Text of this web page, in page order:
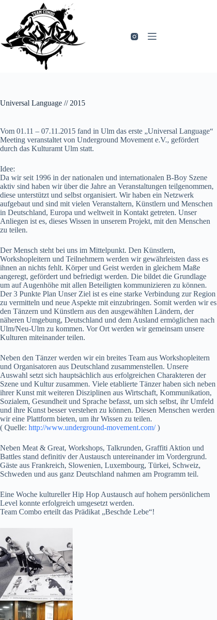
springen
Universal Language // 2015
Vom 01.11 – 07.11.2015 fand in Ulm das erste „Universal Language“
Meeting veranstaltet von Underground Movement e.V., gefördert
durch das Kulturamt Ulm statt.
Idee:
Da wir seit 1996 in der nationalen und internationalen B-Boy Szene
aktiv sind haben wir über die Jahre an Veranstaltungen teilgenommen,
diese unterstützt und selbst organisiert. Wir haben ein Netzwerk
aufgebaut und sind mit vielen Veranstaltern, Künstlern und Menschen
in Deutschland, Europa und weltweit in Kontakt getreten. Unser
Anliegen ist es, dieses Wissen in unserem Projekt, mit den Menschen
zu teilen.
Der Mensch steht bei uns im Mittelpunkt. Den Künstlern,
Workshopleitern und Teilnehmern werden wir gewährleisten dass es
ihnen an nichts fehlt. Körper und Geist werden in gleichem Maße
angeregt, gefördert und befriedigt werden. Die bildet die Grundlage
um auf Augenhöhe mit allen Beteiligten kommunizieren zu können.
Der 3 Punkte Plan Unser Ziel ist es eine starke Verbindung zur Region
zu vermitteln und neue Aspekte mit einzubringen. Somit werden wir es
den Tänzern und Künstlern aus den ausgewählten Ländern, der
näheren Umgebung, Deutschland und dem Ausland ermöglichen nach
Ulm/Neu-Ulm zu kommen. Vor Ort werden wir gemeinsam unsere
Kulturen miteinander teilen.
Neben den Tänzer werden wir ein breites Team aus Workshopleitern
und Organisatoren aus Deutschland zusammenstellen. Unsere
Auswahl setzt sich hauptsächlich aus erfolgreichen Charakteren der
Szene und Kultur zusammen. Viele etablierte Tänzer haben sich neben
ihrer Kunst mit weiteren Disziplinen aus Wirtschaft, Kommunikation,
Sozialem, Gesundheit und Sprache befasst, um sich selbst, ihr Umfeld
und ihre Kunst besser verstehen zu können. Diesen Menschen werden
wir eine Plattform bieten, um ihr Wissen zu teilen.
( Quelle: http://www.underground-movement.com/)
Neben Meat & Great, Workshops, Talkrunden, Graffiti Aktion und
Battles stand definitiv der Austausch untereinander im Vordergrund.
Gäste aus Frankreich, Slowenien, Luxembourg, Türkei, Schweiz,
Schweden und aus ganz Deutschland nahmen am Programm teil.
Eine Woche kultureller Hip Hop Austausch auf hohem persönlichem
Level konnte erfolgreich umgesetzt werden.
Team Combo erteilt das Prädikat „Beschde Lebe“!